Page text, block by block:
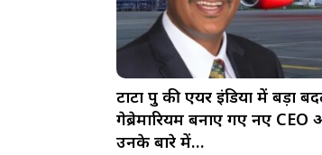
टाटा ग्रुप की एयर इंडिया में बड़ा
गेब्रेमारियम बनाए गए नए
उनके बारे में…